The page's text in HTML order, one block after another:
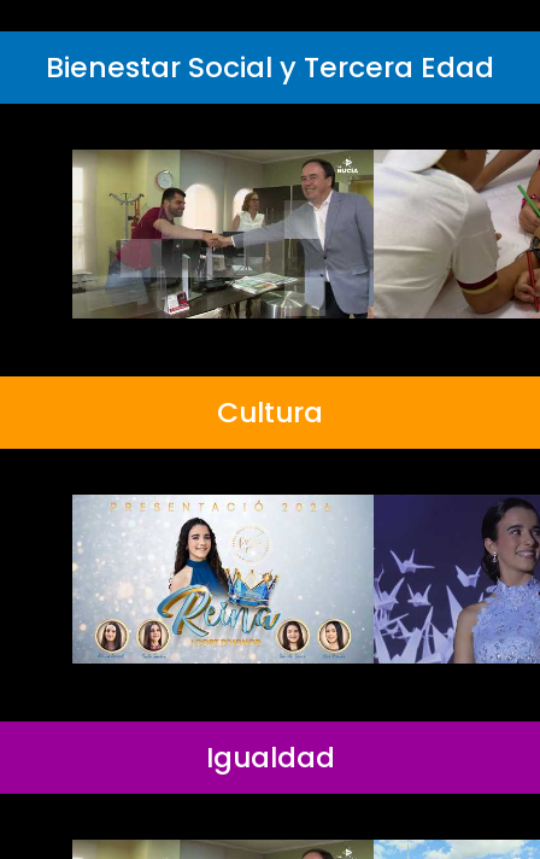
Bienestar Social y Tercera Edad
Cultura
Igualdad